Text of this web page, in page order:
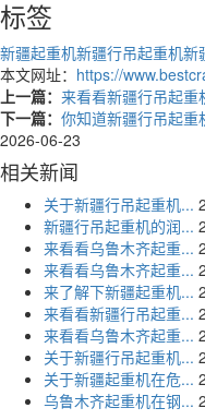
标签
新疆起重机新疆行吊起重机新
本文网址： https://
上一篇： 来看看新疆行吊起重
下一篇： 你知道新疆行吊起重
2026-06-23
相关新闻
关于新疆行吊起重机...
新疆行吊起重机的润...
来看看乌鲁木齐起重...
来看看乌鲁木齐起重...
来了解下新疆起重机...
来看看新疆行吊起重...
来看看乌鲁木齐起重...
关于新疆行吊起重机...
关于新疆起重机在危...
乌鲁木齐起重机在钢...